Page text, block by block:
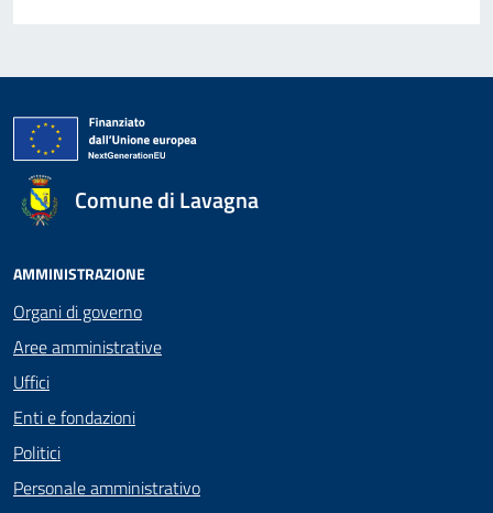
Comune di Lavagna
AMMINISTRAZIONE
Organi di governo
Aree amministrative
Uffici
Enti e fondazioni
Politici
Personale amministrativo